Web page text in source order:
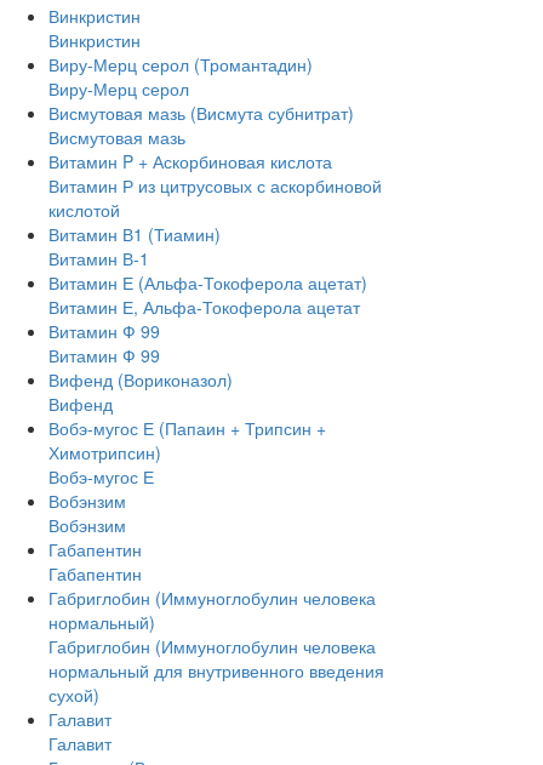
Винкристин
Винкристин
Виру-Мерц серол (Тромантадин)
Виру-Мерц серол
Висмутовая мазь (Висмута субнитрат)
Висмутовая мазь
Витамин P + Аскорбиновая кислота
Витамин Р из цитрусовых с аскорбиновой
кислотой
Витамин В1 (Тиамин)
Витамин В-1
Витамин Е (Альфа-Токоферола ацетат)
Витамин Е, Альфа-Токоферола ацетат
Витамин Ф 99
Витамин Ф 99
Вифенд (Вориконазол)
Вифенд
Вобэ-мугос Е (Папаин + Трипсин +
Химотрипсин)
Вобэ-мугос Е
Вобэнзим
Вобэнзим
Габапентин
Габапентин
Габриглобин (Иммуноглобулин человека
нормальный)
Габриглобин (Иммуноглобулин человека
нормальный для внутривенного введения
сухой)
Галавит
Галавит